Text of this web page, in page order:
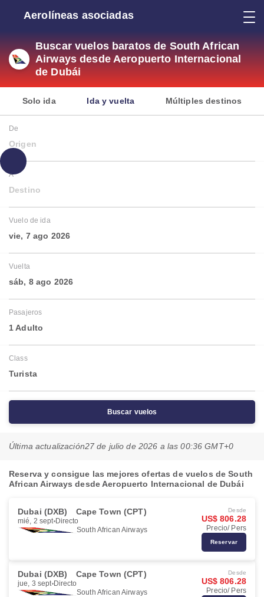
Aerolíneas asociadas
Buscar vuelos baratos de South African
Airways desde Aeropuerto Internacional
de Dubái
Solo ida Ida y vuelta Múltiples destinos
De
Origen
A
Destino
Vuelo de ida
vie, 7 ago 2026
Vuelta
sáb, 8 ago 2026
Pasajeros
1 Adulto
Class
Turista
Buscar vuelos
Última actualización27 de julio de 2026 a las 00:36 GMT+0
Reserva y consigue las mejores ofertas de vuelos de South
African Airways desde Aeropuerto Internacional de Dubái
Dubai (DXB) Cape Town (CPT)
mié, 2 sept Directo
South African Airways
Desde
US$ 806.28
Precio/ Pers
Reservar
Dubai (DXB) Cape Town (CPT)
jue, 3 sept Directo
South African Airways
Desde
US$ 806.28
Precio/ Pers